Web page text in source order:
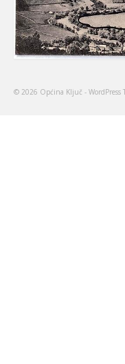
© 2026 Općina Ključ - WordPress